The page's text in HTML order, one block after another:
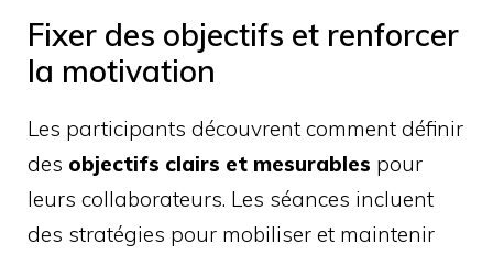
Fixer des objectifs et renforcer
la motivation
Les participants découvrent comment définir
des objectifs clairs et mesurables pour
leurs collaborateurs. Les séances incluent
des stratégies pour mobiliser et maintenir